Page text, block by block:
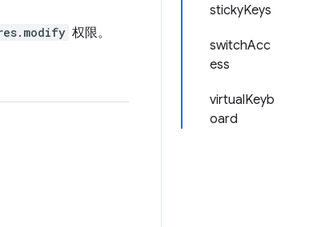
stickyKeys
switchAcc
ess
virtualKeyb
oard
权限。